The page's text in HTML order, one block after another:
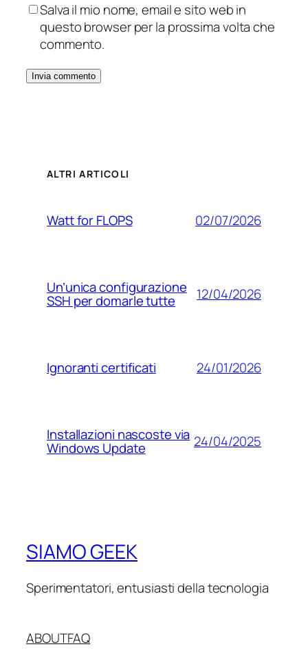
Salva il mio nome, email e sito web in
questo browser per la prossima volta che
commento.
ALTRI ARTICOLI
Watt for FLOPS 02/07/2026
Un’unica configurazione
SSH per domarle tutte 12/04/2026
Ignoranti certificati 24/01/2026
Installazioni nascoste via
Windows Update 24/04/2025
SIAMO GEEK
Sperimentatori, entusiasti della tecnologia
ABOUTFAQ